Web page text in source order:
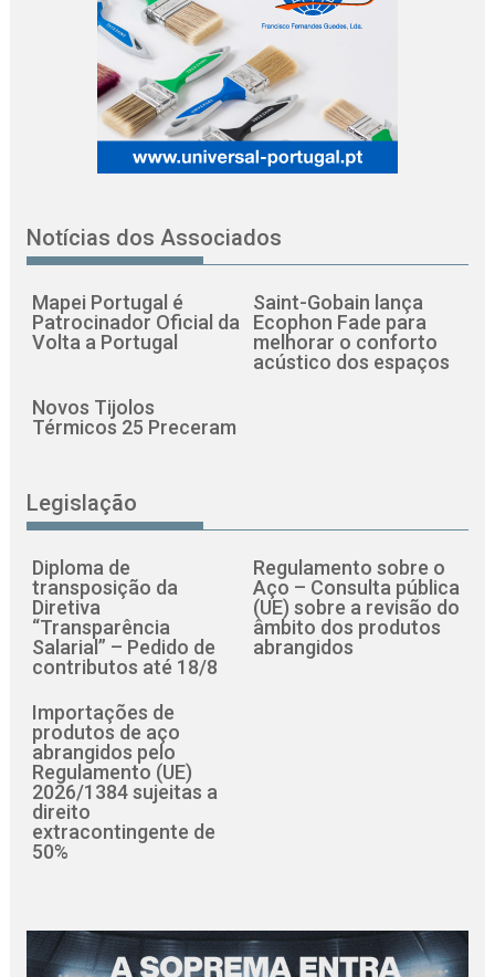
Notícias dos Associados
Mapei Portugal é
Patrocinador Oficial da
Volta a Portugal
Saint-Gobain lança
Ecophon Fade para
melhorar o conforto
acústico dos espaços
Novos Tijolos
Térmicos 25 Preceram
Legislação
Diploma de
transposição da
Diretiva
“Transparência
Salarial” – Pedido de
contributos até 18/8
Regulamento sobre o
Aço – Consulta pública
(UE) sobre a revisão do
âmbito dos produtos
abrangidos
Importações de
produtos de aço
abrangidos pelo
Regulamento (UE)
2026/1384 sujeitas a
direito
extracontingente de
50%